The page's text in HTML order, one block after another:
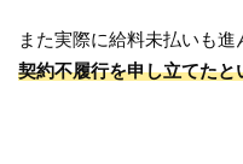
また実際に給料未払いも進
契約不履行を申し立てた